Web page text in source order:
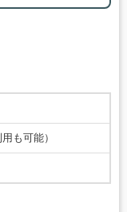
も可能）